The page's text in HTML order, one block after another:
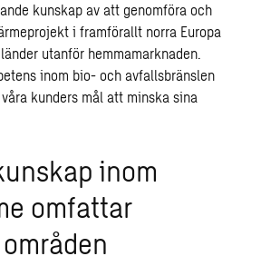
kunskap av att genomföra och
i framförallt norra Europa
utanför hemmamarknaden.
inom bio- och avfallsbränslen
kunders mål att minska sina
inom
omfattar